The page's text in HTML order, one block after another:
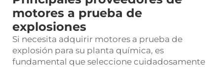
motores a prueba de
explosiones
Si necesita adquirir motores a prueba de
explosión para su planta química, es
fundamental que seleccione cuidadosamente